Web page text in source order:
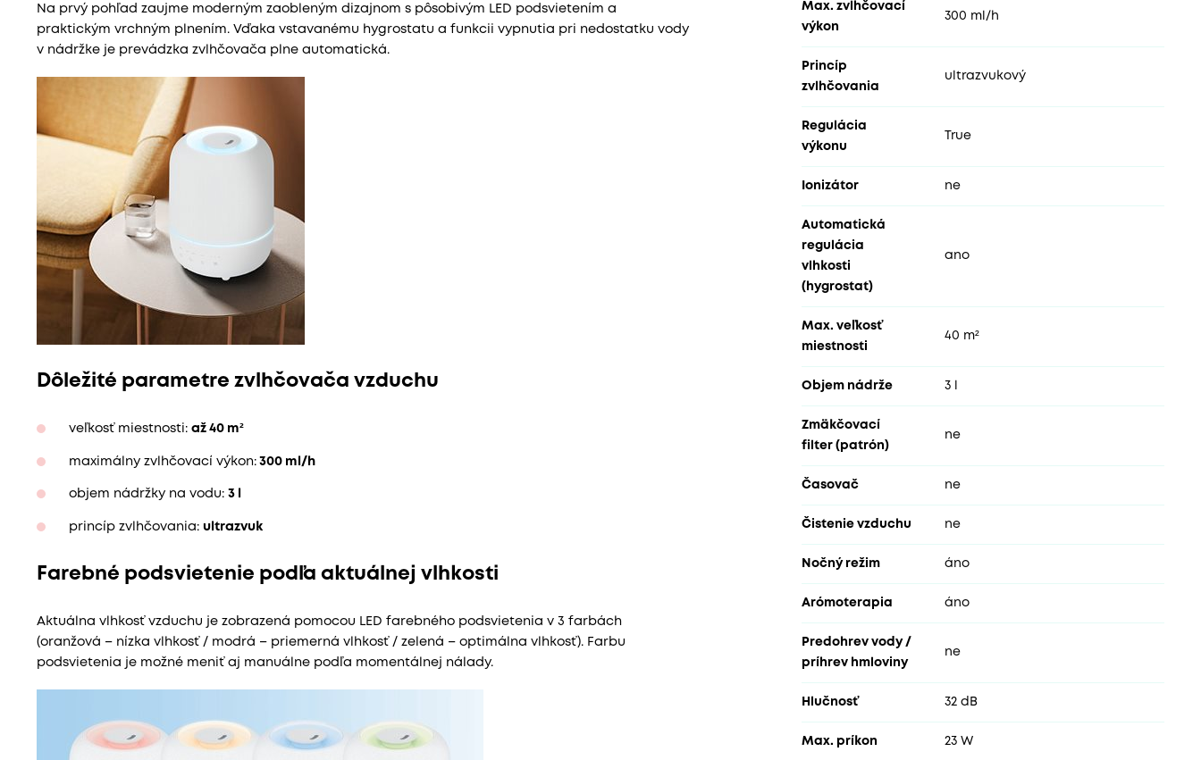
Na prvý pohľad zaujme moderným zaobleným dizajnom s pôsobivým LED podsvietením a
praktickým vrchným plnením. Vďaka vstavanému hygrostatu a funkcii vypnutia pri nedostatku vody
v nádržke je prevádzka zvlhčovača plne automatická.
Dôležité parametre zvlhčovača vzduchu
veľkosť miestnosti: až 40 m²
maximálny zvlhčovací výkon:300 ml/h
objem nádržky na vodu: 3 l
princíp zvlhčovania: ultrazvuk
Farebné podsvietenie podľa aktuálnej vlhkosti
Aktuálna vlhkosť vzduchu je zobrazená pomocou LED farebného podsvietenia v 3 farbách
(oranžová – nízka vlhkosť / modrá – priemerná vlhkosť / zelená – optimálna vlhkosť). Farbu
podsvietenia je možné meniť aj manuálne podľa momentálnej nálady.
Max. zvlhčovací
výkon
300 ml/h
Princíp
zvlhčovania
ultrazvukový
Regulácia
výkonu
True
Ionizátor ne
Automatická
regulácia
vlhkosti
(hygrostat)
ano
Max. veľkosť
miestnosti
40 m²
Objem nádrže 3 l
Zmäkčovací
filter (patrón)
ne
Časovač ne
Čistenie vzduchu ne
Nočný režim áno
Arómoterapia áno
Predohrev vody /
príhrev hmloviny
ne
Hlučnosť 32 dB
Max. príkon 23 W